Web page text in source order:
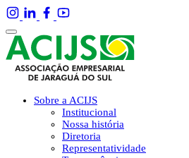
Sobre a ACIJS
Institucional
Nossa história
Diretoria
Representatividade